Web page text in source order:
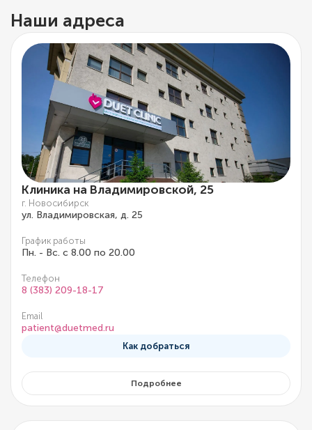
Наши адреса
Клиника на Владимировской, 25
г. Новосибирск
ул. Владимировская, д. 25
График работы
Пн. - Вс. с 8.00 по 20.00
Телефон
8 (383) 209-18-17
Email
patient@duetmed.ru
Как добраться
Подробнее